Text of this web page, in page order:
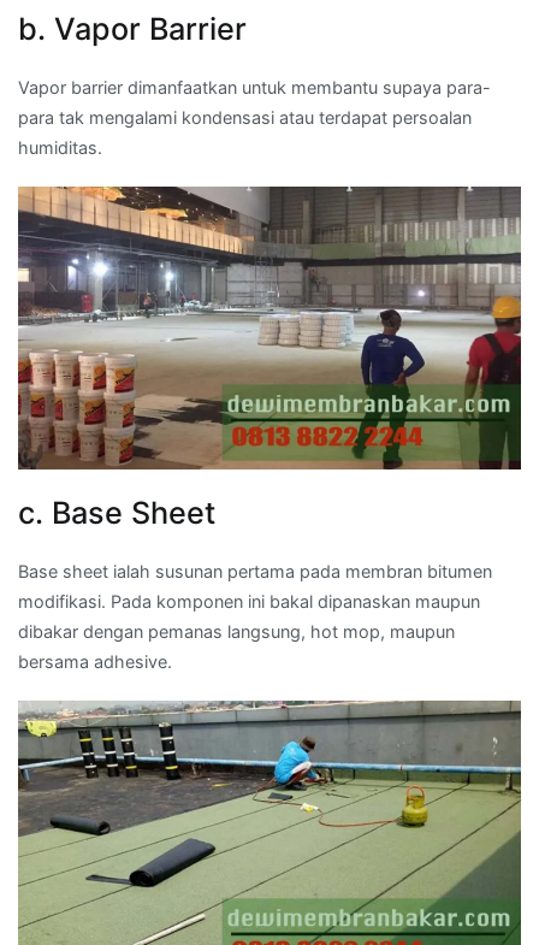
b. Vapor Barrier
Vapor barrier dimanfaatkan untuk membantu supaya para-
para tak mengalami kondensasi atau terdapat persoalan
humiditas.
c. Base Sheet
Base sheet ialah susunan pertama pada membran bitumen
modifikasi. Pada komponen ini bakal dipanaskan maupun
dibakar dengan pemanas langsung, hot mop, maupun
bersama adhesive.